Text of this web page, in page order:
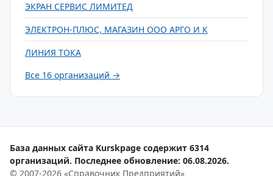
ЭКРАН СЕРВИС ЛИМИТЕД
ЭЛЕКТРОН-ПЛЮС, МАГАЗИН ООО АРГО И К
ЛИНИЯ ТОКА
Все 16 организаций →
База данных сайта Kurskpage содержит 6314
организаций. Последнее обновление: 06.08.2026.
© 2007-2026 «Справочник Предприятий»